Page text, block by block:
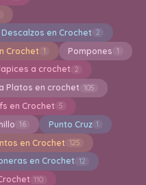
en Crochet 2
Crochet 1 Pompones 1
a crochet 2
Platos en crochet 105
en Crochet 5
16 Punto Cruz 1
en Crochet 125
en Crochet 12
110